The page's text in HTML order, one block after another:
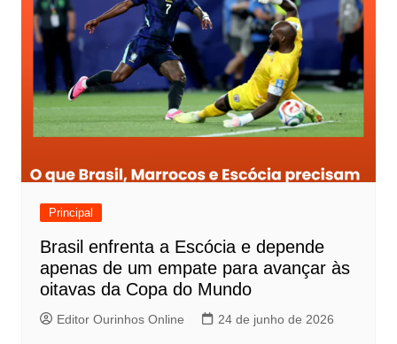
Principal
Brasil enfrenta a Escócia e depende
apenas de um empate para avançar às
oitavas da Copa do Mundo
Editor Ourinhos Online 24 de junho de 2026